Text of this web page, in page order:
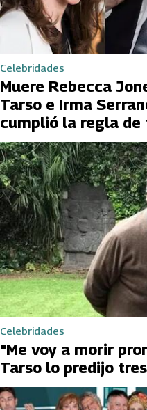
Celebridades
Muere Rebecca
Tarso e Irma
cumplió la regla de
Celebridades
"Me voy a morir
Tarso lo predijo